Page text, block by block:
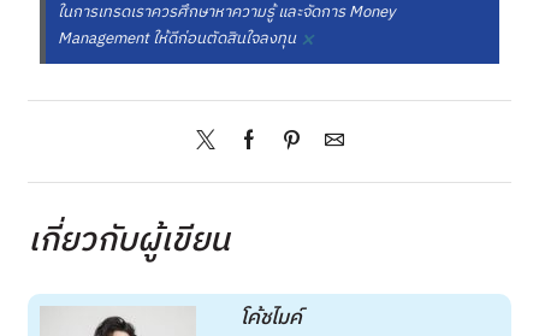
ในการเทรดเราควรศึกษาหาความรู้ และจัดการ Money
Management ให้ดีก่อนตัดสินใจลงทุน ×
เกี่ยวกับผู้เขียน
โค้ชไมค์